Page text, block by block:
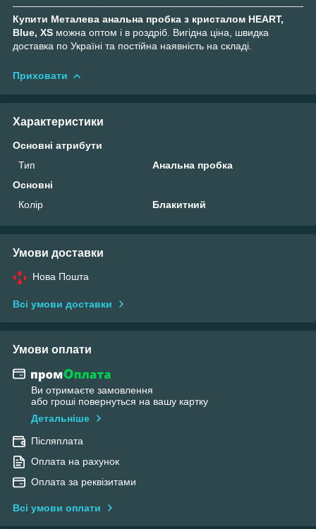
Купити Металева анальна пробка з кристалом HEART,
Blue, XS можна оптом і в роздріб. Вигідна ціна, швидка
доставка по Україні та постійна наявність на складі.
Приховати
Характеристики
Основні атрибути
Тип
Анальна пробка
Основні
Колір
Блакитний
Умови доставки
Нова Пошта
Всі умови доставки
Умови оплати
Ви отримаєте замовлення
або гроші повернуться на вашу картку
Детальніше
Післяплата
Оплата на рахунок
Оплата за реквізитами
Всі умови оплати